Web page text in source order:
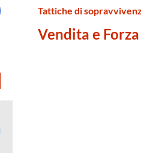
Tattiche di
Vendita e